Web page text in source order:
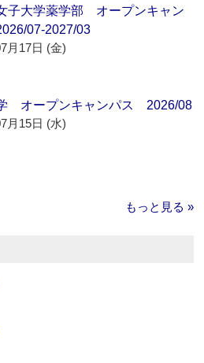
子大学薬学部 オープンキャン
07-2027/03
月17日 (金)
オープンキャンパス 2026/08
月15日 (水)
もっと見る »